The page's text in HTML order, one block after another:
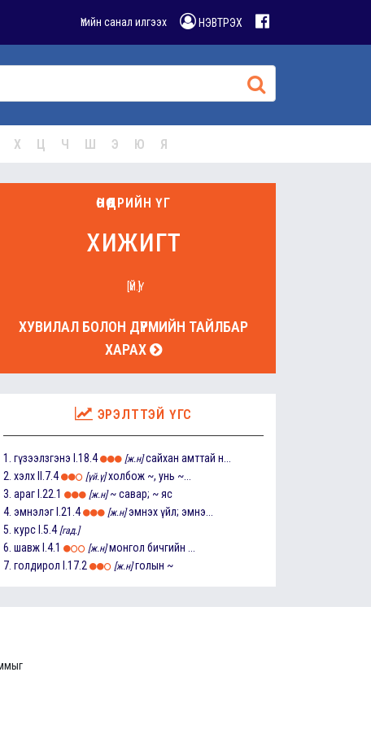
Үгийн санал илгээх НЭВТРЭХ
Х Ц Ч Ш Э Ю Я
ӨНӨӨДРИЙН ҮГ
хижигт
[ҮЙ.Ү]
ХУВИЛАЛ БОЛОН ДҮРМИЙН ТАЙЛБАР
ХАРАХ
ЭРЭЛТТЭЙ ҮГС
1. гүзээлзгэнэ I.18.4 [ж.н] сайхан амттай н...
2. хэлх II.7.4 [үй.ү] холбож ~, унь ~...
3. араг I.22.1 [ж.н] ~ савар; ~ яс
4. эмнэлэг I.21.4 [ж.н] эмнэх үйл; эмнэ...
5. курс I.5.4 [гад.]
6. шавж I.4.1 [ж.н] монгол бичгийн ...
7. голдирол I.17.2 [ж.н] голын ~